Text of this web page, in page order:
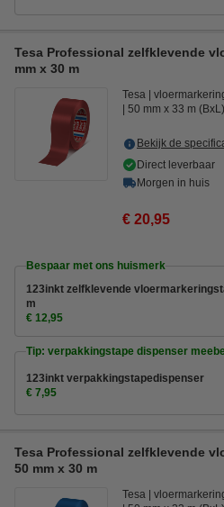
Tesa Professional zelfklevende
mm x 30 m
Tesa
50 mm x 33 m (BxL)
Bekijk de
Direct leverbaar
Morgen in huis
€ 20,95
Bespaar met ons huismerk
123inkt zelfklevende
m
€ 12,95
Tip: verpakkingstape dispenser
123inkt verpakkingstapedispenser
€ 7,95
Tesa Professional zelfklevende
50 mm x 30 m
Tesa